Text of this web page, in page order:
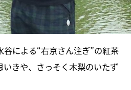
による“右京さん注ぎ”の紅茶
きや、さっそく木梨のいたず